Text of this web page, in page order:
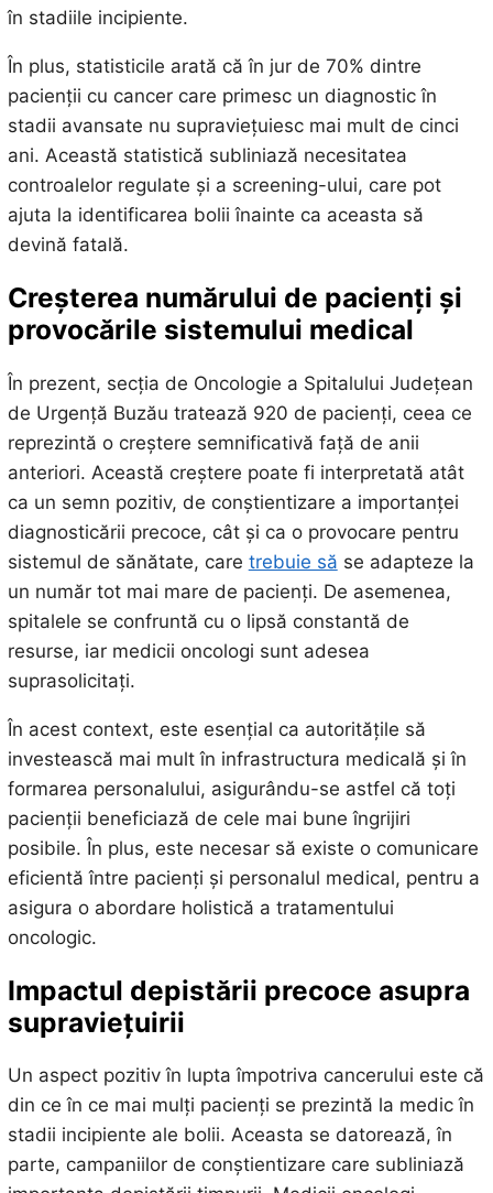
în stadiile incipiente.
În plus, statisticile arată că în jur de 70% dintre
pacienții cu cancer care primesc un diagnostic în
stadii avansate nu supraviețuiesc mai mult de cinci
ani. Această statistică subliniază necesitatea
controalelor regulate și a screening-ului, care pot
ajuta la identificarea bolii înainte ca aceasta să
devină fatală.
Creșterea numărului de pacienți și
provocările sistemului medical
În prezent, secția de Oncologie a Spitalului Județean
de Urgență Buzău tratează 920 de pacienți, ceea ce
reprezintă o creștere semnificativă față de anii
anteriori. Această creștere poate fi interpretată atât
ca un semn pozitiv, de conștientizare a importanței
diagnosticării precoce, cât și ca o provocare pentru
sistemul de sănătate, care trebuie să se adapteze la
un număr tot mai mare de pacienți. De asemenea,
spitalele se confruntă cu o lipsă constantă de
resurse, iar medicii oncologi sunt adesea
suprasolicitați.
În acest context, este esențial ca autoritățile să
investească mai mult în infrastructura medicală și în
formarea personalului, asigurându-se astfel că toți
pacienții beneficiază de cele mai bune îngrijiri
posibile. În plus, este necesar să existe o comunicare
eficientă între pacienți și personalul medical, pentru a
asigura o abordare holistică a tratamentului
oncologic.
Impactul depistării precoce asupra
supraviețuirii
Un aspect pozitiv în lupta împotriva cancerului este că
din ce în ce mai mulți pacienți se prezintă la medic în
stadii incipiente ale bolii. Aceasta se datorează, în
parte, campaniilor de conștientizare care subliniază